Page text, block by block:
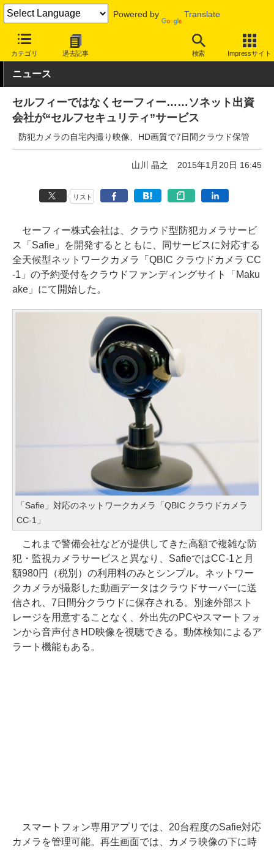
Powered by Translate
カテゴリ 過去記事 検索 Impressサイト
INTERNET Watch サービス/ソフト サービス その他
ニュース
セルフィーではなくセーフィー……ソネット出資
会社が“セルフセキュリティ”サービス
防犯カメラの自宅内撮り映像、HD画質で7日間クラウド保管
山川 晶之 2015年1月20日 16:45
リスト
セーフィー株式会社は、クラウド型防犯カメラサービ
ス「Safie」を開発するとともに、同サービスに対応する
全天候型ネットワークカメラ「QBIC クラウドカメラ CC
-1」の予約受付をクラウドファンディングサイト「Maku
ake」にて開始した。
「Safie」対応のネットワークカメラ「QBIC クラウドカメラ
CC-1」
これまで警備会社などが提供してきた高額で複雑な防
犯・監視カメラサービスと異なり、SafieではCC-1と月
額980円（税別）の利用料のみとシンプル。ネットワー
クカメラが撮影した動画データはクラウドサーバーに送
信され、7日間分クラウドに保存される。別途外部スト
レージを用意することなく、外出先のPCやスマートフォ
ンから音声付きHD映像を視聴できる。動体検知によるア
ラート機能もある。
スマートフォン専用アプリでは、20台程度のSafie対応
カメラを管理可能。再生画面では、カメラ映像の下に時